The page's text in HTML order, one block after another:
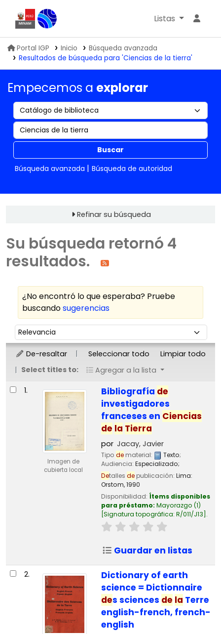
Biblioteca IGP
Listas
Portal IGP Inicio
Búsqueda avanzada
Resultados de búsqueda para 'Ciencias de la tierra'
Empecemos a explorar
Buscar
Búsqueda avanzada
Búsqueda de autoridad
Refinar su búsqueda
Su búsqueda retornó 4
resultados.
¿No encontró lo que esperaba? Pruebe
buscandosugerencias
Ordenar
Ordenar por:
De-resaltar Seleccionar todo
Limpiar todo
Select titles to:
Agregar a la lista
Resultados
1.
Imagen de
cubierta local
Bibliografía de
investigadores
franceses en Ciencias
de la Tierra
por Jacay, Javier
Tipo dematerial: Texto;
Audiencia: Especializado;
Detalles depublicación: Lima:
Orstom,1990
Disponibilidad: Ítems disponibles
para préstamo: Mayorazgo (1)
Signatura topográfica: R/011/J13 .
Guardar en listas
2.
Dictionary of earth
science = Dictionnaire
des sciences de la Terre
english-french, french-
english